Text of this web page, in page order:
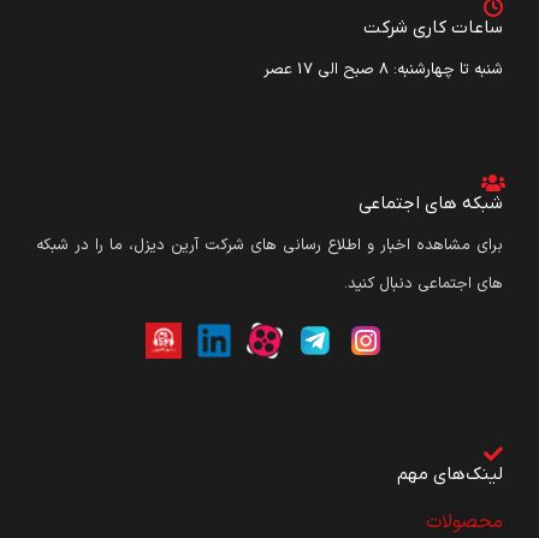
ساعات کاری شرکت
شنبه تا چهارشنبه: ۸ صبح الی 17 عصر
شبکه های اجتماعی
برای مشاهده اخبار و اطلاع رسانی های شرکت آرین دیزل، ما را در شبکه
های اجتماعی دنبال کنید.
لینک‌های مهم
محصولات